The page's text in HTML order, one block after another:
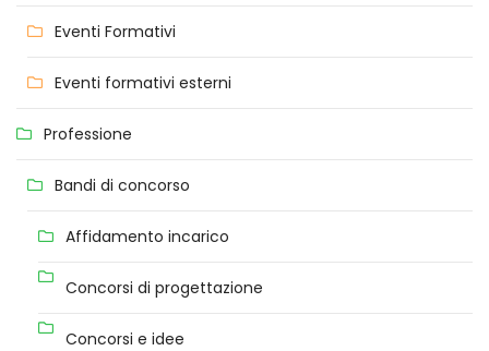
Eventi Formativi
Eventi formativi esterni
Professione
Bandi di concorso
Affidamento incarico
Concorsi di progettazione
Concorsi e idee